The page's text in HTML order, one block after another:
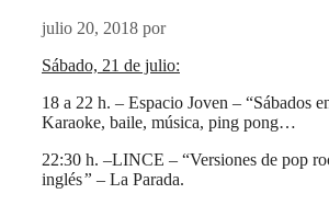
julio 20, 2018 por
Sábado, 21 de julio:
18 a 22 h. – Espacio Joven – “Sábados
Karaoke, baile, música, ping pong…
22:30 h. –LINCE – “Versiones de pop
inglés” – La Parada.